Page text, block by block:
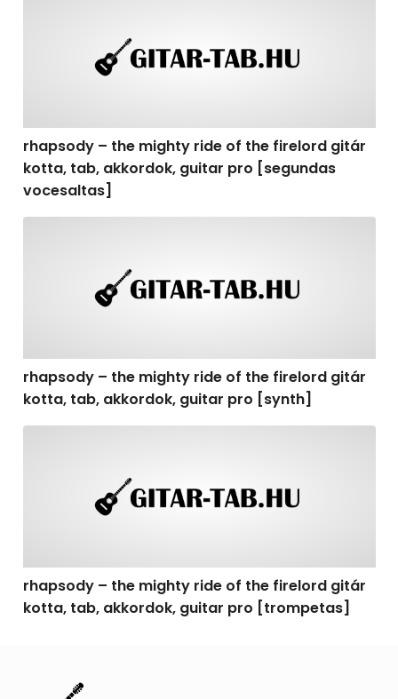
rhapsody – the mighty ride of the firelord gitár
kotta, tab, akkordok, guitar pro [segundas
vocesaltas]
rhapsody – the mighty ride of the firelord gitár
kotta, tab, akkordok, guitar pro [synth]
rhapsody – the mighty ride of the firelord gitár
kotta, tab, akkordok, guitar pro [trompetas]